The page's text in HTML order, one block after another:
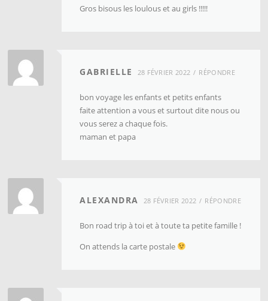
Gros bisous les loulous et au girls !!!!!
GABRIELLE 28 FÉVRIER 2022 RÉPONDRE
bon voyage les enfants et petits enfants
faite attention a vous et surtout dite nous ou
vous serez a chaque fois.
maman et papa
ALEXANDRA 28 FÉVRIER 2022 RÉPONDRE
Bon road trip à toi et à toute ta petite famille !
On attends la carte postale